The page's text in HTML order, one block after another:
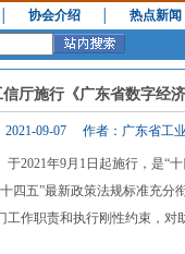
协会介绍 │热点新闻
信厅施行《广东省数字经
2021-09-07 作者：广东省工
年9月1日起施行，是“
四五”最新政策法规标准充
作职责和执行刚性约束，